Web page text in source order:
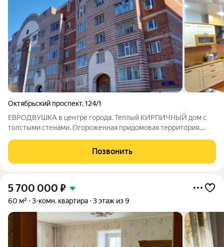
Октябрьский проспект,124/1
ЕВРОДВУШКА в центре города. Теплый КИРПИЧНЫЙ дом с
толстыми стенами. Огороженная придомовая территория.
продуманная ПЛАНИРОВКА, все узаконено. БОЛЬШОЙ ЗАЛ с
выделенной кухонной зоной, уголок для
Позвонить
5 700 000 ₽
60 м² 3-комн. квартира 3 этаж из 9